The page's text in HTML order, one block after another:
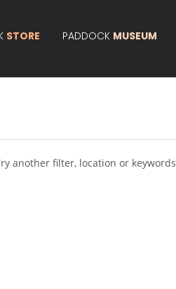
STORE PADDOCK MUSEUM
another filter, location or keywords